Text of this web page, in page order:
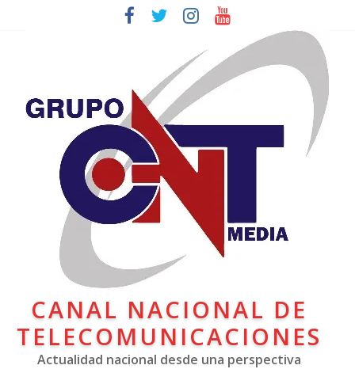
CANAL NACIONAL DE
TELECOMUNICACIONES
Actualidad nacional desde una perspectiva